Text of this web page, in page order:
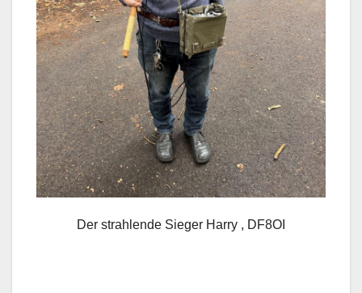
Der strahlende Sieger Harry , DF8OI